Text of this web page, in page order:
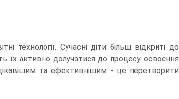
технології. Сучасні діти більш відкриті до
їх активно долучатися до процесу освоєння
та ефективнішим - це перетворити